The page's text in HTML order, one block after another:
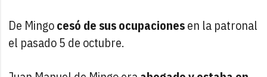
De Mingocesó de sus ocupacionesen la patronal
el pasado 5 de octubre.